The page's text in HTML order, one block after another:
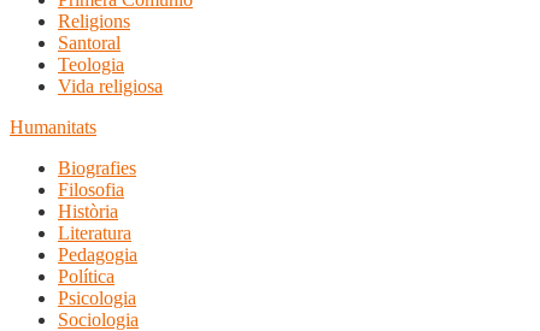
Religions
Santoral
Teologia
Vida religiosa
Humanitats
Biografies
Filosofia
Història
Literatura
Pedagogia
Política
Psicologia
Sociologia